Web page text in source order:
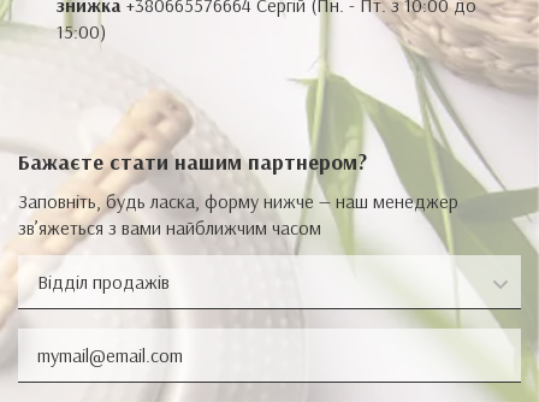
15:00)
Бажаєте стати нашим партнером?
Заповніть, будь ласка, форму нижче — наш менеджер
зв’яжеться з вами найближчим часом